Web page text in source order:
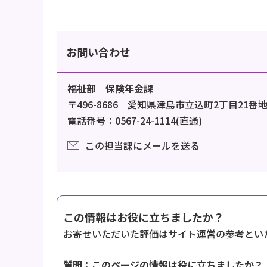
お問い合わせ
福祉部 保険年金課
〒496-8686 愛知県津島市立込町2丁目21番地
電話番号：0567-24-1114(直通)
この担当課にメールを送る
この情報はお役に立ちましたか？
お寄せいただいた評価はサイト運営の参考とい